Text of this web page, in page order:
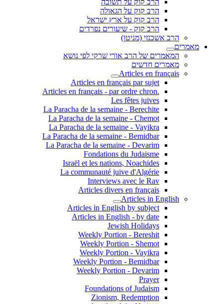
הרב קוק על תשובה
הרב קוק על הגאולה
הרב קוק על ארץ ישראל
הרב קוק - שיעורים נפרדים
הרב אשכנזי (מניטו)
מאמרים
המאמרים של הרב אורי שרקי לפי נושא
מאמרים חדשים
Articles en français
Articles en français par sujet
.Articles en français - par ordre chron
Les fêtes juives
La Paracha de la semaine - Berechite
La Paracha de la semaine - Chemot
La Paracha de la semaine - Vayikra
La Paracha de la semaine - Bemidbar
La Paracha de la semaine - Devarim
Fondations du Judaisme
Israël et les nations, Noachides
La communauté juive d'Algérie
Interviews avec le Rav
Articles divers en français
Articles in English
Articles in English by subject
Articles in English - by date
Jewish Holidays
Weekly Portion - Bereshit
Weekly Portion - Shemot
Weekly Portion - Vayikra
Weekly Portion - Bemidbar
Weekly Portion - Devarim
Prayer
Foundations of Judaism
Zionism, Redemption